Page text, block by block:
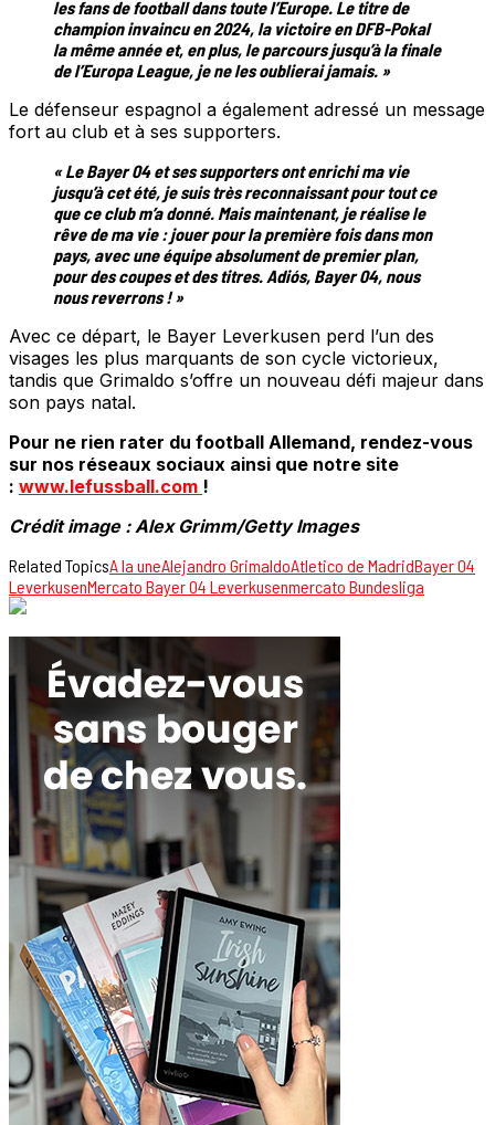
les fans de football dans toute l’Europe. Le titre de
champion invaincu en 2024, la victoire en DFB-Pokal
la même année et, en plus, le parcours jusqu’à la finale
de l’Europa League, je ne les oublierai jamais. »
Le défenseur espagnol a également adressé un message
fort au club et à ses supporters.
« Le Bayer 04 et ses supporters ont enrichi ma vie
jusqu’à cet été, je suis très reconnaissant pour tout ce
que ce club m’a donné. Mais maintenant, je réalise le
rêve de ma vie : jouer pour la première fois dans mon
pays, avec une équipe absolument de premier plan,
pour des coupes et des titres. Adiós, Bayer 04, nous
nous reverrons ! »
Avec ce départ, le Bayer Leverkusen perd l’un des
visages les plus marquants de son cycle victorieux,
tandis que Grimaldo s’offre un nouveau défi majeur dans
son pays natal.
Pour ne rien rater du football Allemand, rendez-vous
sur nos réseaux sociaux ainsi que notre site
: www.lefussball.com !
Crédit image : Alex Grimm/Getty Images
Related TopicsA la uneAlejandro GrimaldoAtletico de MadridBayer 04
LeverkusenMercato Bayer 04 Leverkusenmercato Bundesliga